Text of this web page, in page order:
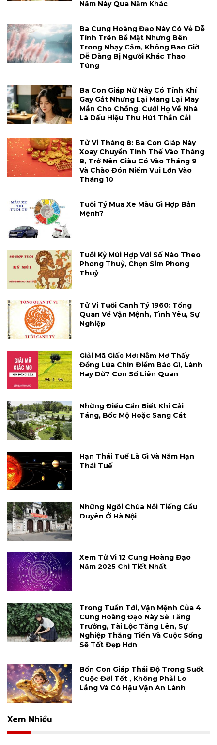
Năm Này Qua Năm Khác
Ba Cung Hoàng Đạo Này Có Vẻ Dễ
Tính Trên Bề Mặt Nhưng Bên
Trong Nhạy Cảm, Không Bao Giờ
Dễ Dàng Bị Người Khác Thao
Túng
Ba Con Giáp Nữ Này Có Tính Khí
Gay Gắt Nhưng Lại Mang Lại May
Mắn Cho Chồng; Cưới Họ Về Nhà
Là Dấu Hiệu Thu Hút Thần Cải
Tử Vi Tháng 8: Ba Con Giáp Này
Xoay Chuyển Tình Thế Vào Tháng
8, Trở Nên Giàu Có Vào Tháng 9
Và Chào Đón Niềm Vui Lớn Vào
Tháng 10
Tuổi Tý Mua Xe Màu Gì Hợp Bản
Mệnh?
Tuổi Kỷ Mùi Hợp Với Số Nào Theo
Phong Thuỷ, Chọn Sim Phong
Thuỷ
Tử Vi Tuổi Canh Tý 1960: Tổng
Quan Về Vận Mệnh, Tình Yêu, Sự
Nghiệp
Giải Mã Giấc Mơ: Nằm Mơ Thấy
Đồng Lúa Chín Điềm Báo Gì, Lành
Hay Dữ? Con Số Liên Quan
Những Điều Cần Biết Khi Cải
Táng, Bốc Mộ Hoặc Sang Cát
Hạn Thái Tuế Là Gì Và Năm Hạn
Thái Tuế
Những Ngôi Chùa Nổi Tiếng Cầu
Duyên Ở Hà Nội
Xem Tử Vi 12 Cung Hoàng Đạo
Năm 2025 Chi Tiết Nhất
Trong Tuần Tới, Vận Mệnh Của 4
Cung Hoàng Đạo Này Sẽ Tăng
Trưởng, Tài Lộc Tăng Lên, Sự
Nghiệp Thăng Tiến Và Cuộc Sống
Sẽ Tốt Đẹp Hơn
Bốn Con Giáp Thái Độ Trong Suốt
Cuộc Đời Tốt , Không Phải Lo
Lắng Và Có Hậu Vận An Lành
Xem Nhiều